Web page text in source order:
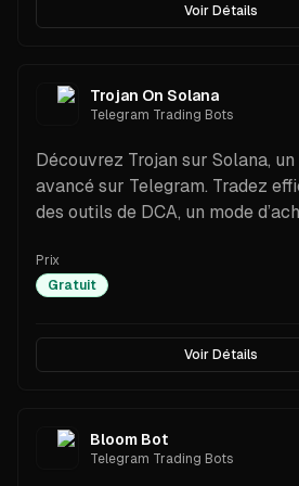
Voir Détails
Trojan On Solana
Telegram Trading Bots
Découvrez Trojan sur Solana,
avancé sur Telegram. Tradez
des outils de DCA, un mode
Prix
Gratuit
Voir Détails
Bloom Bot
Telegram Trading Bots